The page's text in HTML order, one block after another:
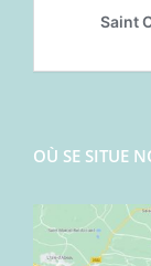
OÙ SE SITUE